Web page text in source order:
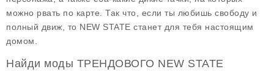
можно рвать по карте. Так что, если ты любишь свободу и
полный движ, то NEW STATE станет для тебя настоящим
домом.
Найди моды ТРЕНДОВОГО NEW STATE